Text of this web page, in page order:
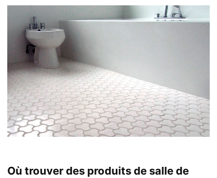
Où trouver des produits de salle de